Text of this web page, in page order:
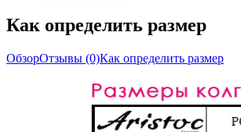
Как определить размер
ОбзорОтзывы (0)Как определить размер